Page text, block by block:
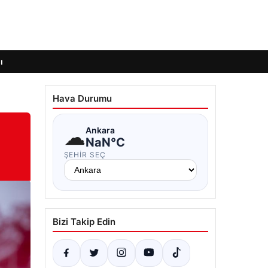
Hava Durumu
☁Ankara
NaN°C
ŞEHIR SEÇ
Bizi Takip Edin